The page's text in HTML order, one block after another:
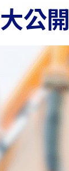
公開